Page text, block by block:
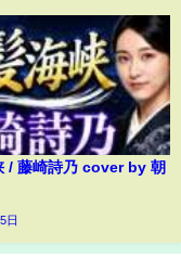
/ 藤崎詩乃 cover by 朝
日